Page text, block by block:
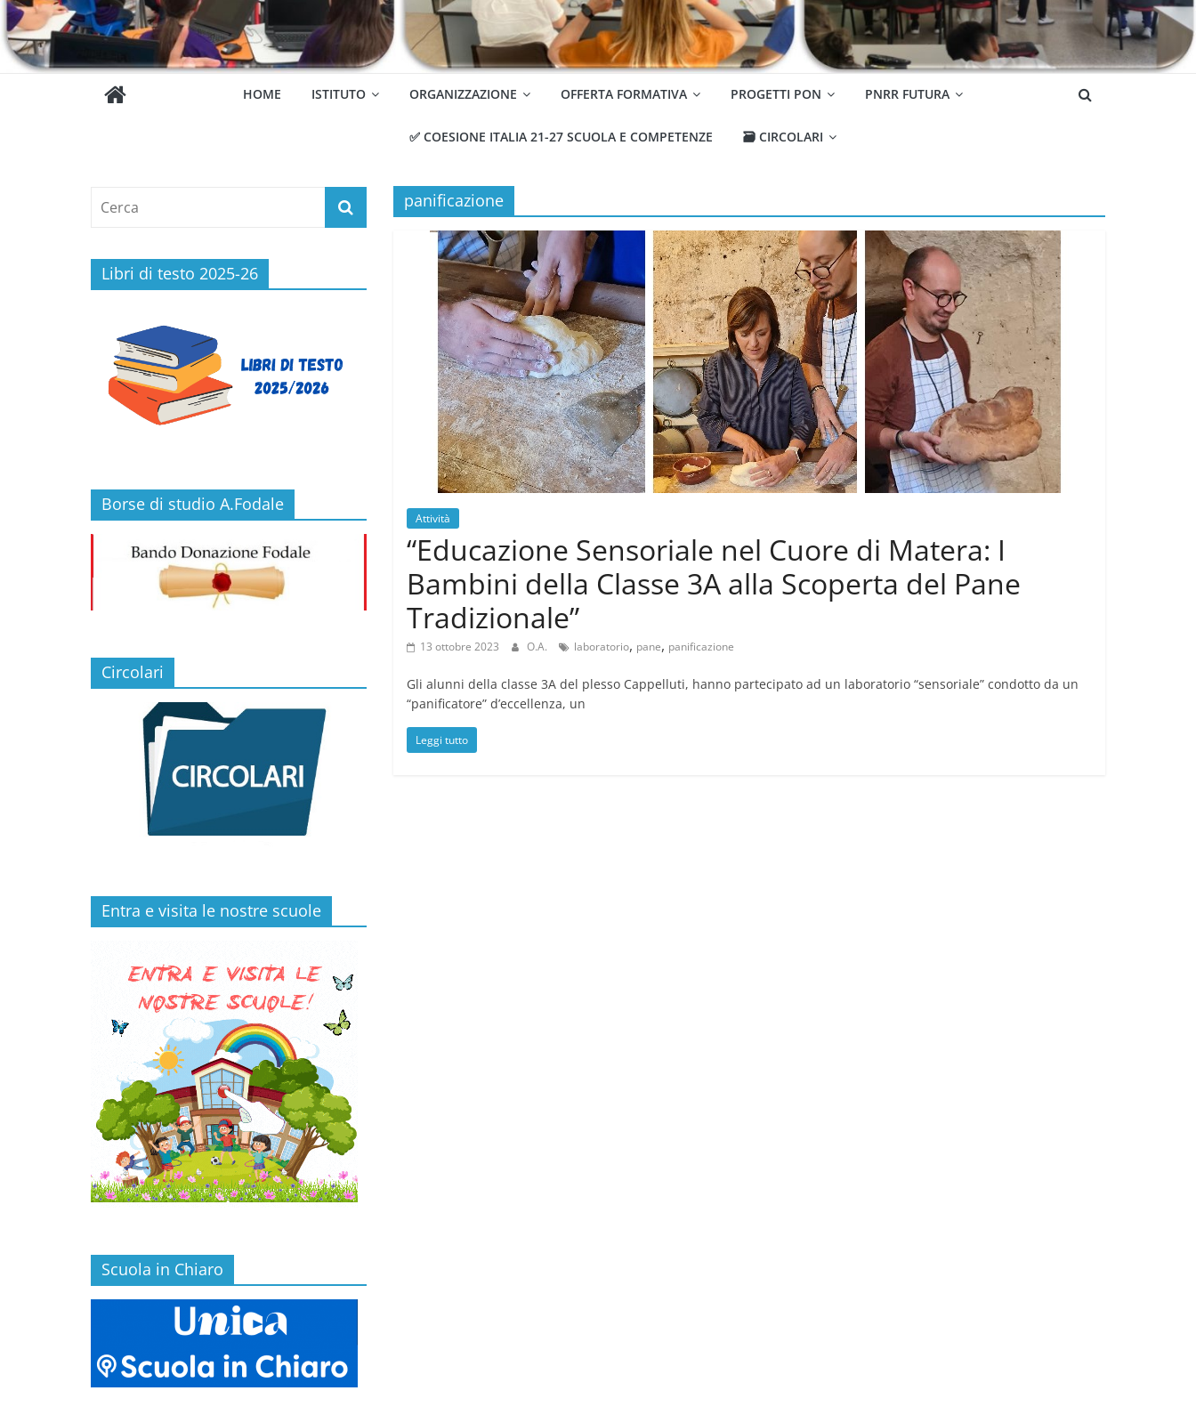
HOME ISTITUTO ORGANIZZAZIONE OFFERTA FORMATIVA PROGETTI PON PNRR FUTURA
✅ COESIONE ITALIA 21-27 SCUOLA E COMPETENZE 🗃️ CIRCOLARI
panificazione
Attività
“Educazione Sensoriale nel Cuore di Matera: I
Bambini della Classe 3A alla Scoperta del Pane
Tradizionale”
13 ottobre 2023 O.A. laboratorio, pane, panificazione
Gli alunni della classe 3A del plesso Cappelluti, hanno partecipato ad un laboratorio “sensoriale” condotto da un
“panificatore” d’eccellenza, un
Leggi tutto
Libri di testo 2025-26
Borse di studio A.Fodale
Circolari
Entra e visita le nostre scuole
Scuola in Chiaro